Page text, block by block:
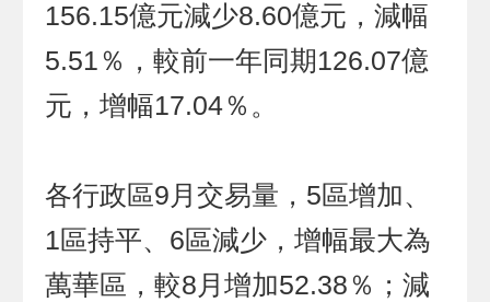
156.15億元減少8.60億元，減幅
5.51％，較前一年同期126.07億
元，增幅17.04％。
各行政區9月交易量，5區增加、
1區持平、6區減少，增幅最大為
萬華區，較8月增加52.38％；減